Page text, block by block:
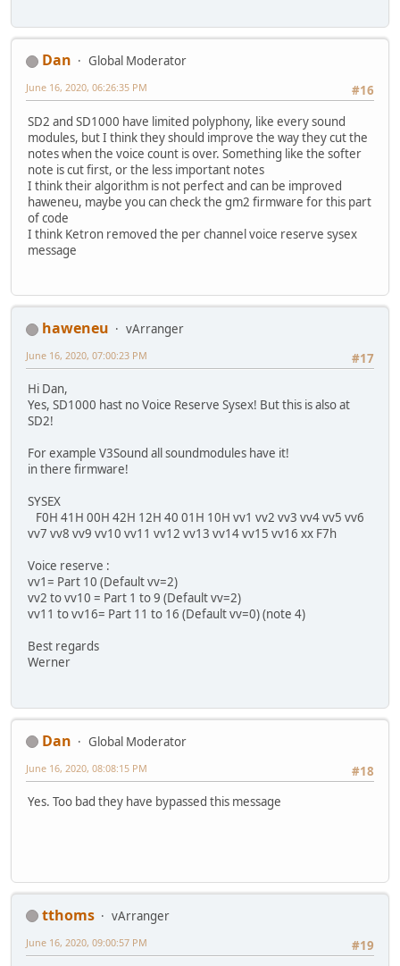
Dan
Global Moderator
#16
June 16, 2020, 06:26:35 PM
SD2 and SD1000 have limited polyphony, like every sound
modules, but I think they should improve the way they cut the
notes when the voice count is over. Something like the softer
note is cut first, or the less important notes
I think their algorithm is not perfect and can be improved
haweneu, maybe you can check the gm2 firmware for this part
of code
I think Ketron removed the per channel voice reserve sysex
message
haweneu
vArranger
#17
June 16, 2020, 07:00:23 PM
Hi Dan,
Yes, SD1000 hast no Voice Reserve Sysex! But this is also at
SD2!
For example V3Sound all soundmodules have it!
in there firmware!
SYSEX
F0H 41H 00H 42H 12H 40 01H 10H vv1 vv2 vv3 vv4 vv5 vv6
vv7 vv8 vv9 vv10 vv11 vv12 vv13 vv14 vv15 vv16 xx F7h
Voice reserve :
vv1= Part 10 (Default vv=2)
vv2 to vv10 = Part 1 to 9 (Default vv=2)
vv11 to vv16= Part 11 to 16 (Default vv=0) (note 4)
Best regards
Werner
Dan
Global Moderator
#18
June 16, 2020, 08:08:15 PM
Yes. Too bad they have bypassed this message
tthoms
vArranger
#19
June 16, 2020, 09:00:57 PM